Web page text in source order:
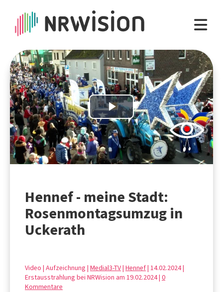
Play
Video
Hennef - meine Stadt:
Rosenmontagsumzug in
Uckerath
Video | Aufzeichnung | Medial3-TV| Hennef| 14.02.2024 |
Erstausstrahlung bei NRWision am 19.02.2024 | 0
Kommentare